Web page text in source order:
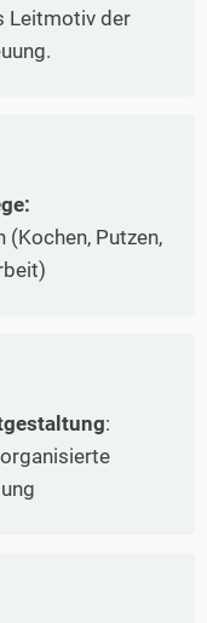
Leitmotiv der
Putzen,
: